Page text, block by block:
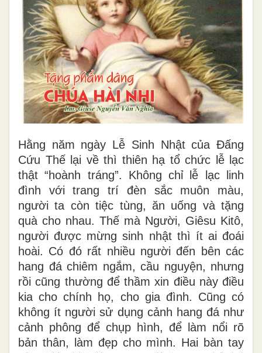
Hằng năm ngày Lễ Sinh Nhật của Đấng
Cứu Thế lại về thì thiên hạ tổ chức lễ lạc
thật “hoành tráng”. Không chỉ lễ lạc linh
đình với trang trí đèn sắc muôn màu,
người ta còn tiệc tùng, ăn uống và tặng
quà cho nhau. Thế mà Người, Giêsu Kitô,
người được mừng sinh nhật thì ít ai đoái
hoài. Có đó rất nhiều người đến bên các
hang đá chiêm ngắm, cầu nguyện, nhưng
rồi cũng thường để thầm xin điều này điều
kia cho chính họ, cho gia đình. Cũng có
không ít người sử dụng cảnh hang đá như
cảnh phông để chụp hình, để làm nổi rõ
bản thân, làm đẹp cho mình. Hai bàn tay